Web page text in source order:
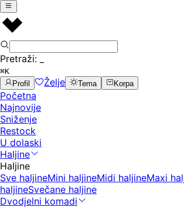
Pretraži:
⌘K
Profil
Želje Tema Korpa
Početna
Najnovije
Sniženje
Restock
U dolaski
Haljine
Haljine
Sve haljineMini haljineMidi haljineMaxi
haljineSvečane haljine
Dvodjelni komadi